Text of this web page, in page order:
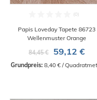
Papis Loveday Tapete 86723
Wellenmuster Orange
84,45 €
59,12 €
Grundpreis: 8,40 € /